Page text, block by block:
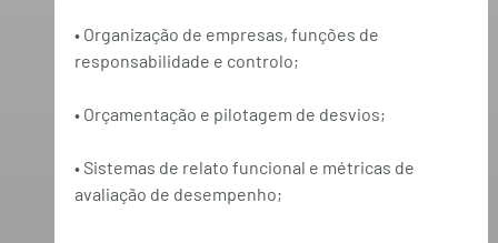
• Organização de empresas, funções de
responsabilidade e controlo;
• Orçamentação e pilotagem de desvios;
• Sistemas de relato funcional e métricas de
avaliação de desempenho;